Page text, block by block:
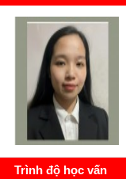
Trình độ học vấn